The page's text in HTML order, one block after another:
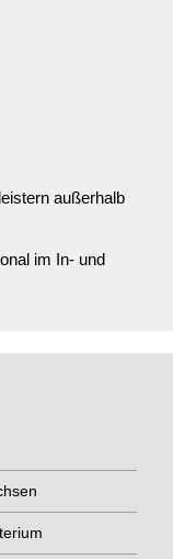
außerhalb
im In- und